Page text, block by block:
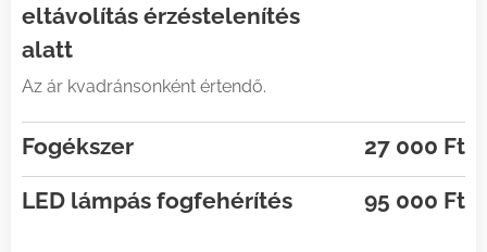
eltávolítás érzéstelenítés
alatt
Az ár kvadránsonként értendő.
Fogékszer
27 000 Ft
LED lámpás fogfehérítés
95 000 Ft